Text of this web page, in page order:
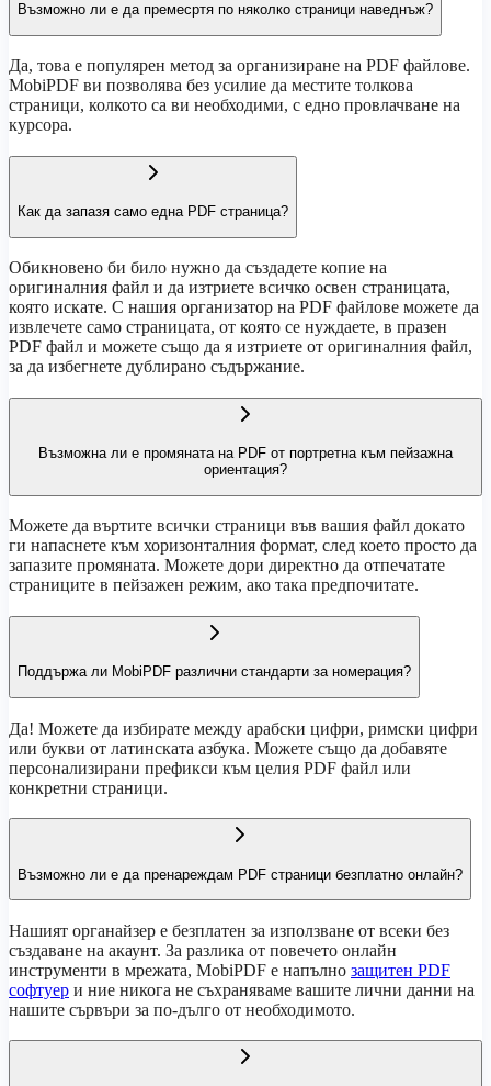
Възможно ли е да премесртя по няколко страници наведнъж?
Да, това е популярен метод за организиране на PDF файлове.
MobiPDF ви позволява без усилие да местите толкова
страници, колкото са ви необходими, с едно провлачване на
курсора.
Как да запазя само една PDF страница?
Обикновено би било нужно да създадете копие на
оригиналния файл и да изтриете всичко освен страницата,
която искате. С нашия организатор на PDF файлове можете да
извлечете само страницата, от която се нуждаете, в празен
PDF файл и можете също да я изтриете от оригиналния файл,
за да избегнете дублирано съдържание.
Възможна ли е промяната на PDF от портретна към пейзажна
ориентация?
Можете да въртите всички страници във вашия файл докато
ги напаснете към хоризонталния формат, след което просто да
запазите промяната. Можете дори директно да отпечатате
страниците в пейзажен режим, ако така предпочитате.
Поддържа ли MobiPDF различни стандарти за номерация?
Да! Можете да избирате между арабски цифри, римски цифри
или букви от латинската азбука. Можете също да добавяте
персонализирани префикси към целия PDF файл или
конкретни страници.
Възможно ли е да пренареждам PDF страници безплатно онлайн?
Нашият органайзер е безплатен за използване от всеки без
създаване на акаунт. За разлика от повечето онлайн
инструменти в мрежата, MobiPDF е напълно защитен PDF
софтуер и ние никога не съхраняваме вашите лични данни на
нашите сървъри за по-дълго от необходимото.